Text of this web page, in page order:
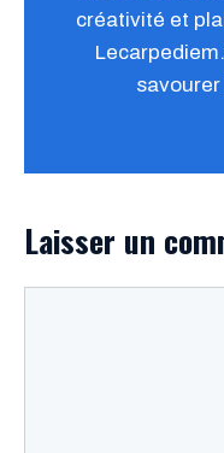
créativité et
Laisser un